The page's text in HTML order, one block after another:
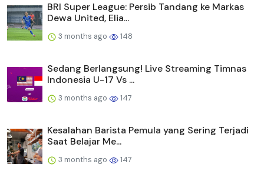
BRI Super League: Persib Tandang ke Markas
Dewa United, Elia...
3 months ago 148
Sedang Berlangsung! Live Streaming Timnas
Indonesia U-17 Vs ...
3 months ago 147
Kesalahan Barista Pemula yang Sering Terjadi
Saat Belajar Me...
3 months ago 147